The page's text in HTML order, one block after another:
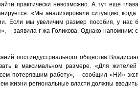
практически невозможно. А тут еще
«Мы анализировали ситуацию,
Если мы увеличим размер пособия, у нас
– заявила г-жа Голикова. Однако напомним:
постиндустриального общества
в максимальном размере. «Для
потерявшим работу», – сообщил «НИ»
жизни региональные власти должны